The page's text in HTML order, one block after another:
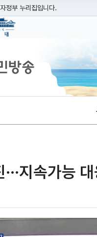
정부 누리집입니다.
인 주소를 사용하고 있다면 아래
지속가능